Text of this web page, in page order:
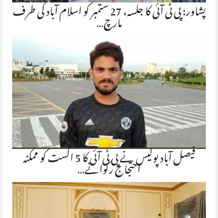
پشاور: پی ٹی آئی کا جلسہ، 27 ستمبر کو اسلام آباد کی طرفمارچ…
فیصل آباد پولیس نے پی ٹی آئی کا 5 اگست کو ممکنہاحتجاج رکوانے…